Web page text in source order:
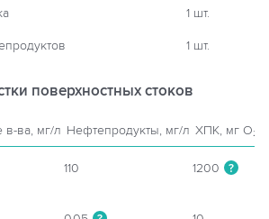
1 шт.
1 шт.
поверхностных стоков
ва, мг/л Нефтепродукты, мг/л ХПК, мг O₂/л
110 1200 ?